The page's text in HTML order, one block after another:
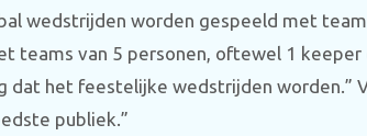
wedstrijden worden gespeeld met
teams van 5 personen, oftewel 1
dat het feestelijke wedstrijden worden.”
publiek.”